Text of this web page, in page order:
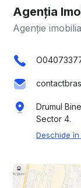
Agenția
Agenție
Drumul
Sector 4.
Deschide